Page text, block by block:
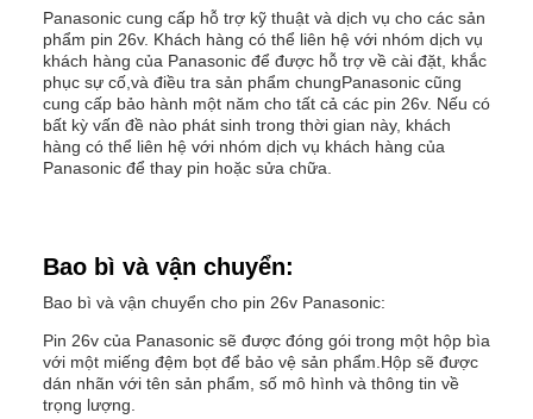
Panasonic cung cấp hỗ trợ kỹ thuật và dịch vụ cho các sản
phẩm pin 26v. Khách hàng có thể liên hệ với nhóm dịch vụ
khách hàng của Panasonic để được hỗ trợ về cài đặt, khắc
phục sự cố,và điều tra sản phẩm chungPanasonic cũng
cung cấp bảo hành một năm cho tất cả các pin 26v. Nếu có
bất kỳ vấn đề nào phát sinh trong thời gian này, khách
hàng có thể liên hệ với nhóm dịch vụ khách hàng của
Panasonic để thay pin hoặc sửa chữa.
Bao bì và vận chuyển:
Bao bì và vận chuyển cho pin 26v Panasonic:
Pin 26v của Panasonic sẽ được đóng gói trong một hộp bìa
với một miếng đệm bọt để bảo vệ sản phẩm.Hộp sẽ được
dán nhãn với tên sản phẩm, số mô hình và thông tin về
trọng lượng.